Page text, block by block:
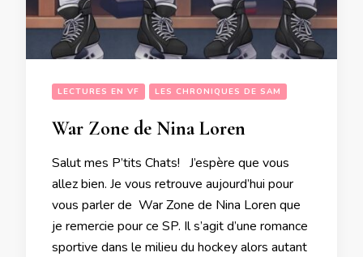
LECTURES EN VF LES CHRONIQUES DE SAM
War Zone de Nina Loren
Salut mes P’tits Chats! J’espère que vous
allez bien. Je vous retrouve aujourd’hui pour
vous parler de War Zone de Nina Loren que
je remercie pour ce SP. Il s’agit d’une romance
sportive dans le milieu du hockey alors autant